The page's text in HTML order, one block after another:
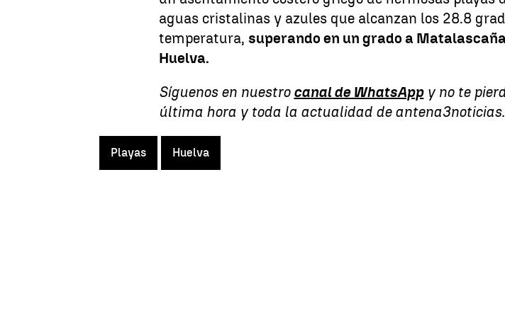
aguas cristalinas y azules que alcanzan los 28.8
temperatura,superando en un grado a
Huelva.
Síguenos en nuestro canal de WhatsAppy no te
última hora y toda la actualidad de
Playas Huelva